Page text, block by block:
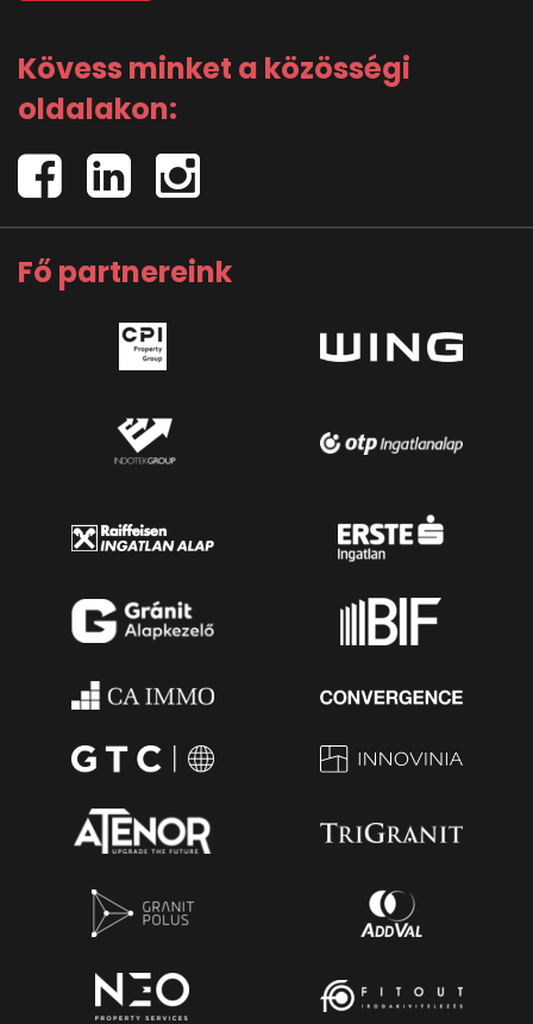
Kövess minket a közösségi
oldalakon:
Fő partnereink